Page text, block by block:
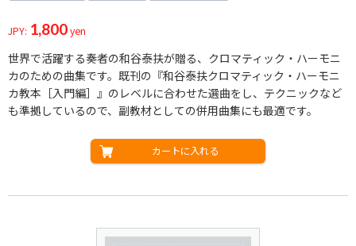
JPY: 1,800yen
世界で活躍する奏者の和谷泰扶が贈る、クロマティック・ハーモニ
カのための曲集です。既刊の『和谷泰扶クロマティック・ハーモニ
カ教本［入門編］』のレベルに合わせた選曲をし、テクニックなど
も準拠しているので、副教材としての併用曲集にも最適です。
カートに入れる